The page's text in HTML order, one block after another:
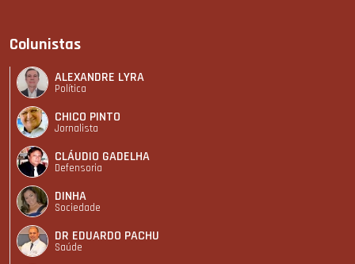
Colunistas
ALEXANDRE LYRA
Política
CHICO PINTO
Jornalista
CLÁUDIO GADELHA
Defensoria
DINHA
Sociedade
DR EDUARDO PACHU
Saúde